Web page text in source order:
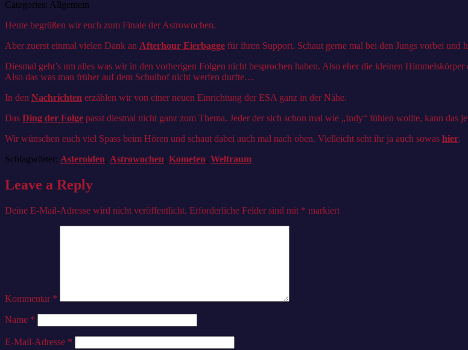
Categories: Allgemein
Heute begrüßen wir euch zum Finale der Astrowochen.
Aber zuerst einmal vielen Dank an Afterhour Eierbagge für ihren Support. Schaut gerne mal bei den Jungs vorbei und
Diesmal geht’s um alles was wir in den vorherigen Folgen nicht besprochen haben. Also eher die kleinen
Also das was man früher auf dem Schulhof nicht werfen durfte…
In den Nachrichten erzählen wir von einer neuen Einrichtung der ESA ganz in der Nähe.
Das Ding der Folge passt diesmal nicht ganz zum Thema. Jeder der sich schon mal wie „Indy“ fühlen wollte, kann das
Wir wünschen euch viel Spass beim Hören und schaut dabei auch mal nach oben. Vielleicht seht ihr ja auch sowas hier.
Schlagwörter: Asteroiden, Astrowochen, Kometen, Weltraum
Leave a Reply
Deine E-Mail-Adresse wird nicht veröffentlicht. Erforderliche Felder sind mit * markiert
Kommentar *
Name *
E-Mail-Adresse *